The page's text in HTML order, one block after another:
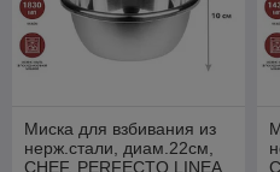
Миска для взбивания из
нерж.стали, диам.22см,
CHEF, PERFECTO LINEA